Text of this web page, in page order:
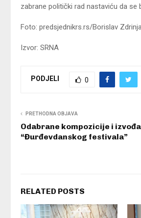
zabrane politički rad nastaviću da se
Foto: predsjednikrs.rs/Borislav Zdrinja
Izvor: SRNA
PODJELI 0
PRETHODNA OBJAVA
Odabrane kompozicije i
“Đurđevdanskog festivala”
RELATED POSTS